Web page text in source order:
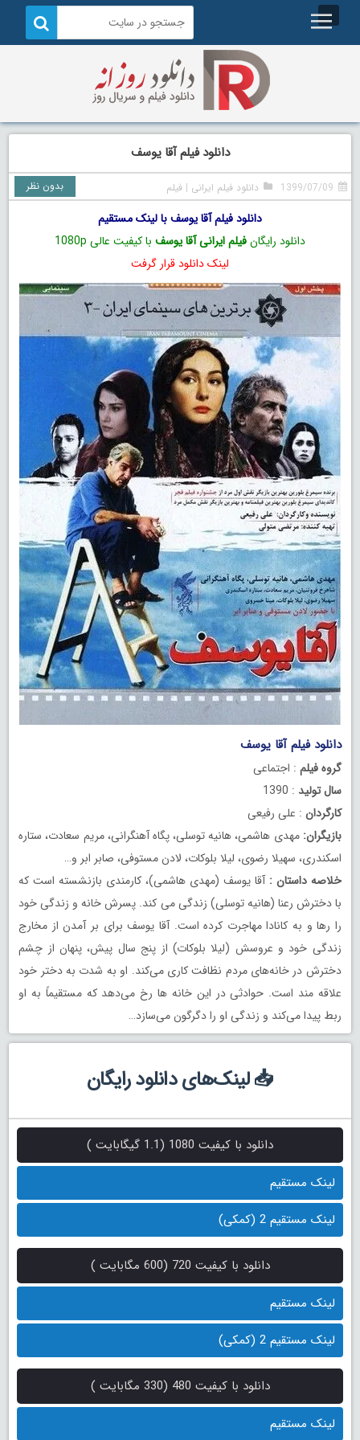
دانلود فیلم آقا یوسف
1399/07/09 دانلود فیلم ایرانی |فیلم بدون نظر
دانلود فیلم آقا یوسف با لینک مستقیم
دانلود رایگانفیلم ایرانی آقا یوسف با کیفیت عالی 1080p
لینک دانلود قرار گرفت
دانلود فیلم آقا یوسف
گروه فیلم : اجتماعی
سال تولید : 1390
کارگردان : علی رفیعی
بازیگران:مهدی هاشمی، هانیه توسلی، پگاه آهنگرانی، مریم سعادت، ستاره
اسکندری، سهیلا رضوی، لیلا بلوکات، لادن مستوفی، صابر ابر و…
خلاصه داستان :آقا یوسف (مهدی هاشمی)، کارمندی بازنشسته است که
با دخترش رعنا (هانیه توسلی) زندگی می کند. پسرش خانه و زندگی خود
را رها و به کانادا مهاجرت کرده است. آقا یوسف برای بر آمدن از مخارج
زندگی خود و عروسش (لیلا بلوکات) از پنج سال پیش، پنهان از چشم
دخترش در خانه‌های مردم نظافت کاری می‌کند. او به شدت به دختر خود
علاقه مند است. حوادثی در این خانه ها رخ می‌دهد که مستقیماً به او
ربط پیدا می‌کند و زندگی او را دگرگون می‌سازد…
📥 لینک‌های دانلود رایگان
دانلود با کیفیت 1080 (1.1 گیگابایت )
لینک مستقیم
لینک مستقیم 2 (کمکی)
دانلود با کیفیت 720 (600 مگابایت )
لینک مستقیم
لینک مستقیم 2 (کمکی)
دانلود با کیفیت 480 (330 مگابایت )
لینک مستقیم